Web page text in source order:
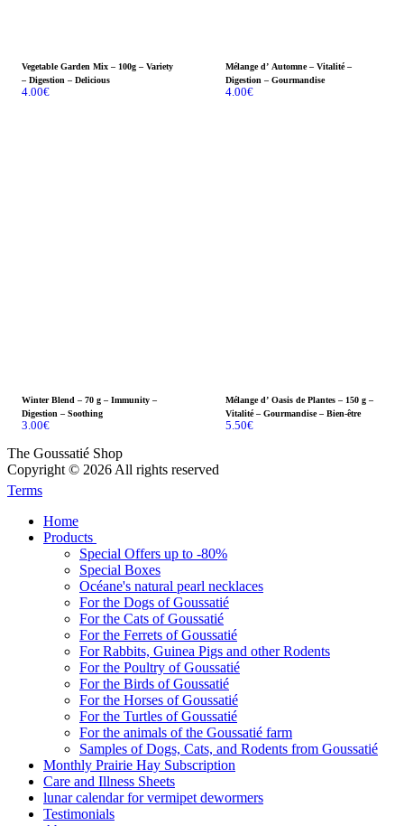
Vegetable Garden Mix – 100g – Variety
– Digestion – Delicious
4.00€
Mélange d’ Automne – Vitalité –
Digestion – Gourmandise
4.00€
Winter Blend – 70 g – Immunity –
Digestion – Soothing
3.00€
Mélange d’ Oasis de Plantes – 150 g –
Vitalité – Gourmandise – Bien-être
5.50€
The Goussatié Shop
Copyright © 2026 All rights reserved
Terms
Home
Products
Special Offers up to -80%
Special Boxes
Océane's natural pearl necklaces
For the Dogs of Goussatié
For the Cats of Goussatié
For the Ferrets of Goussatié
For Rabbits, Guinea Pigs and other Rodents
For the Poultry of Goussatié
For the Birds of Goussatié
For the Horses of Goussatié
For the Turtles of Goussatié
For the animals of the Goussatié farm
Samples of Dogs, Cats, and Rodents from Goussatié
Monthly Prairie Hay Subscription
Care and Illness Sheets
lunar calendar for vermipet dewormers
Testimonials